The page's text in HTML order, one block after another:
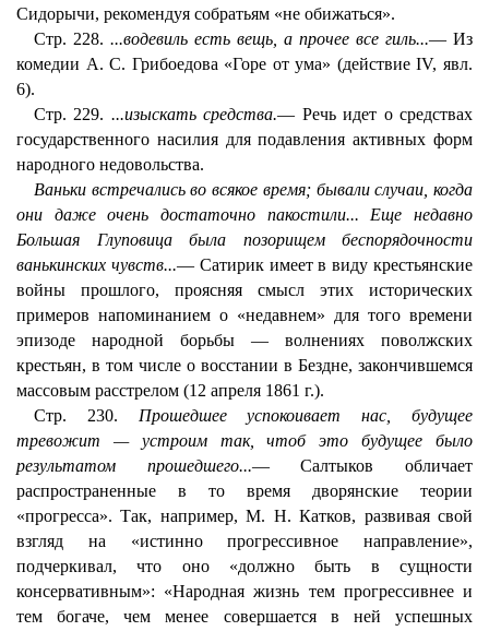
Сидорычи, рекомендуя собратьям «не обижаться».
Стр. 228. ...водевиль есть вещь, а прочее все гиль...— Из
комедии А. С. Грибоедова «Горе от ума» (действие IV, явл.
6).
Стр. 229. ...изыскать средства.— Речь идет о средствах
государственного насилия для подавления активных форм
народного недовольства.
Ваньки встречались во всякое время; бывали случаи, когда
они даже очень достаточно пакостили... Еще недавно
Большая Глуповица была позорищем беспорядочности
ванькинских чувств...— Сатирик имеет в виду крестьянские
войны прошлого, проясняя смысл этих исторических
примеров напоминанием о «недавнем» для того времени
эпизоде народной борьбы — волнениях поволжских
крестьян, в том числе о восстании в Бездне, закончившемся
массовым расстрелом (12 апреля 1861 г.).
Стр. 230. Прошедшее успокоивает нас, будущее
тревожит — устроим так, чтоб это будущее было
результатом прошедшего...— Салтыков обличает
распространенные в то время дворянские теории
«прогресса». Так, например, M. H. Катков, развивая свой
взгляд на «истинно прогрессивное направление»,
подчеркивал, что оно «должно быть в сущности
консервативным»: «Народная жизнь тем прогрессивнее и
тем богаче, чем менее совершается в ней успешных